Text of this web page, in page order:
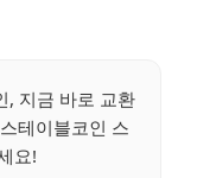
, 지금 바로 교환
테이블코인 스
요!